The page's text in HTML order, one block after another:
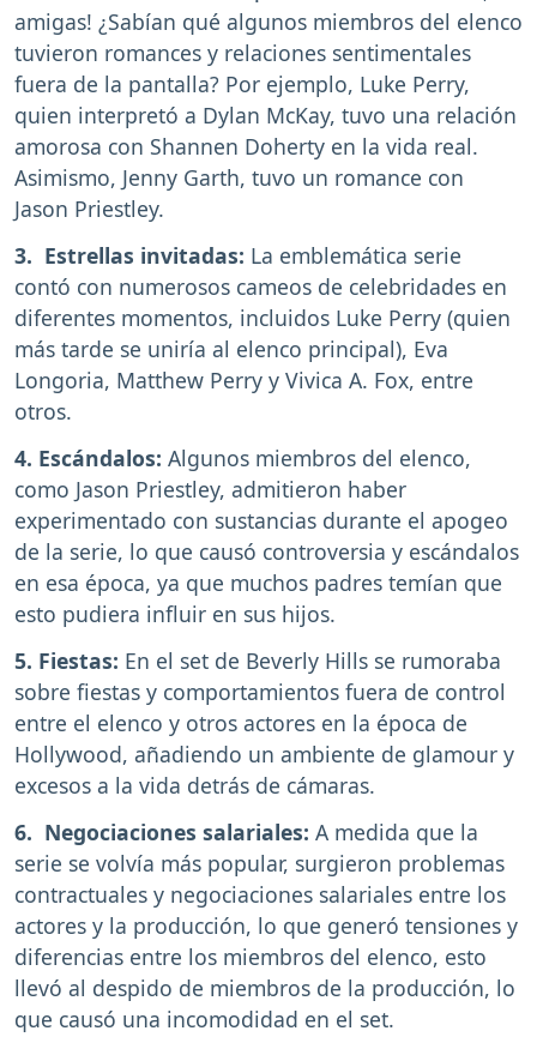
amigas! ¿Sabían qué algunos miembros del elenco
tuvieron romances y relaciones sentimentales
fuera de la pantalla? Por ejemplo, Luke Perry,
quien interpretó a Dylan McKay, tuvo una relación
amorosa con Shannen Doherty en la vida real.
Asimismo, Jenny Garth, tuvo un romance con
Jason Priestley.
3. Estrellas invitadas: La emblemática serie
contó con numerosos cameos de celebridades en
diferentes momentos, incluidos Luke Perry (quien
más tarde se uniría al elenco principal), Eva
Longoria, Matthew Perry y Vivica A. Fox, entre
otros.
4. Escándalos: Algunos miembros del elenco,
como Jason Priestley, admitieron haber
experimentado con sustancias durante el apogeo
de la serie, lo que causó controversia y escándalos
en esa época, ya que muchos padres temían que
esto pudiera influir en sus hijos.
5. Fiestas: En el set de Beverly Hills se rumoraba
sobre fiestas y comportamientos fuera de control
entre el elenco y otros actores en la época de
Hollywood, añadiendo un ambiente de glamour y
excesos a la vida detrás de cámaras.
6. Negociaciones salariales: A medida que la
serie se volvía más popular, surgieron problemas
contractuales y negociaciones salariales entre los
actores y la producción, lo que generó tensiones y
diferencias entre los miembros del elenco, esto
llevó al despido de miembros de la producción, lo
que causó una incomodidad en el set.